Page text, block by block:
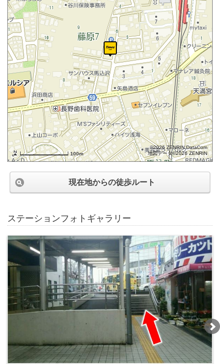
100m
©2026 ZENRIN DataCom
地図データ©2026 ZENRIN
現在地からの徒歩ルート
ステーションフォトギャラリー